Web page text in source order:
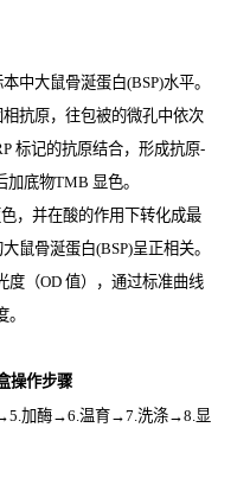
中大鼠骨涎蛋白(BSP)水平。
抗原，往包被的微孔中依次
标记的抗原结合，形成抗原-
加底物TMB 显色。
，并在酸的作用下转化成最
鼠骨涎蛋白(BSP)呈正相关。
度（OD 值），通过标准曲线
。
操作步骤
加酶→6.温育→7.洗涤→8.显